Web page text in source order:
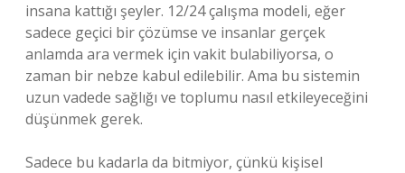
insana kattığı şeyler. 12/24 çalışma modeli, eğer
sadece geçici bir çözümse ve insanlar gerçek
anlamda ara vermek için vakit bulabiliyorsa, o
zaman bir nebze kabul edilebilir. Ama bu sistemin
uzun vadede sağlığı ve toplumu nasıl etkileyeceğini
düşünmek gerek.
Sadece bu kadarla da bitmiyor, çünkü kişisel